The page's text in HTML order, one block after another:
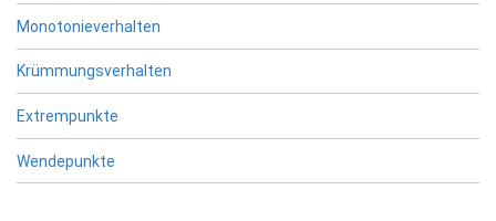
Monotonieverhalten
Krümmungsverhalten
Extrempunkte
Wendepunkte